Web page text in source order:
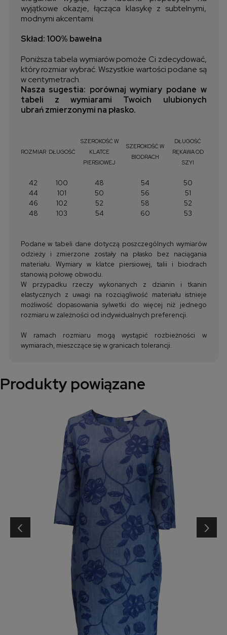
wyjątkowe okazje, łącząca klasykę z subtelnymi,
modnymi akcentami.
Skład: 100% bawełna
Poniższa tabela wymiarów pomoże Ci zdecydować,
który rozmiar wybrać. Wszystkie wartości podane są
w centymetrach.
Nasza sugestia: porównaj wymiary podane w
tabeli z wymiarami Twoich ulubionych
ubrań zmierzonymi na płasko.
ROZMIAR DŁUGOŚĆ
SZEROKOŚĆ W
KLATCE
PIERSIOWEJ
SZEROKOŚĆ W
BIODRACH
DŁUGOŚĆ
RĘKAWA OD
SZYI
42 100 48 54
50
44
101 50 56
51
46
102 52 58
52
48
103 54 60 53
Podane w tabeli dane dotyczą poszczególnych wymiarów
odzieży i zmierzone zostały na płasko bez naciągania
materiału. Wymiary w klatce piersiowej, talii i biodrach
stanowią połowę obwodu.
W przypadku rzeczy wykonanych z dzianin i tkanin
elastycznych z uwagi na rozciągliwość materiału istnieje
możliwość dopasowania sylwetki do więcej niż jednego
rozmiaru w zależności od indywidualnych preferencji.
W ramach rozmiaru mogą wystąpić rozbieżności w
wymiarach, mieszczące się w granicach tolerancji.
Produkty powiązane
‹ ›